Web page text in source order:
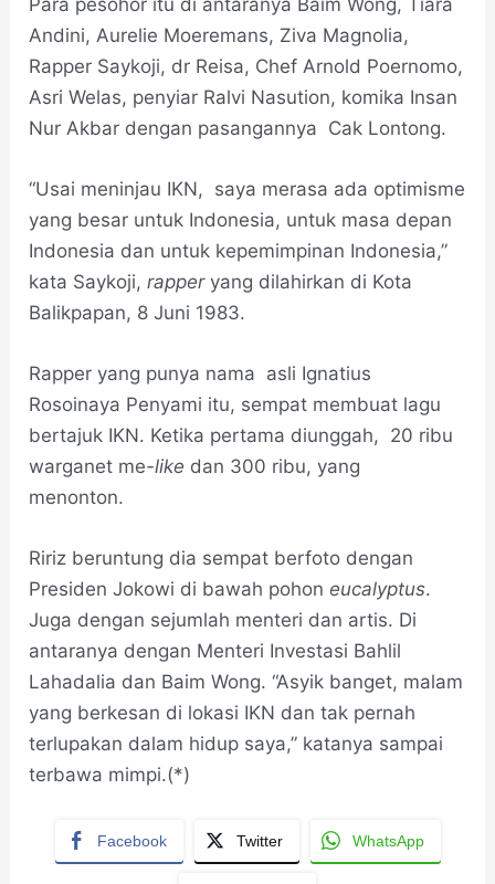
Andini, Aurelie Moeremans, Ziva Magnolia,
Rapper Saykoji, dr Reisa, Chef Arnold Poernomo,
Asri Welas, penyiar Ralvi Nasution, komika Insan
Nur Akbar dengan pasangannya Cak Lontong.
“Usai meninjau IKN, saya merasa ada optimisme
yang besar untuk Indonesia, untuk masa depan
Indonesia dan untuk kepemimpinan Indonesia,”
kata Saykoji, rapperyang dilahirkan di Kota
Balikpapan, 8 Juni 1983.
Rapper yang punya nama asli Ignatius
Rosoinaya Penyami itu, sempat membuat lagu
bertajuk IKN. Ketika pertama diunggah, 20 ribu
warganet me-like dan 300 ribu, yang
menonton.
Ririz beruntung dia sempat berfoto dengan
Presiden Jokowi di bawah pohon eucalyptus.
Juga dengan sejumlah menteri dan artis. Di
antaranya dengan Menteri Investasi Bahlil
Lahadalia dan Baim Wong. “Asyik banget, malam
yang berkesan di lokasi IKN dan tak pernah
terlupakan dalam hidup saya,” katanya sampai
terbawa mimpi.(*)
Facebook Twitter WhatsApp